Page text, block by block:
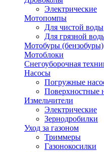
Электрические
Мотопомпы
Для чистой воды
Для грязной
Мотобуры (бензобуры)
Мотоблоки
Снегоуборочная
Насосы
Погружные
Поверхностные
Измельчители
Электрические
Зернодробилки
Уход за газоном
Триммеры
Газонокосилки